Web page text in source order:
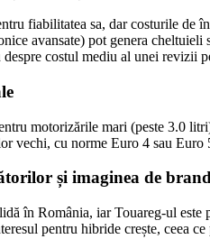
fiabilitatea sa, dar costurile de
avansate) pot genera
costul mediu al unei revizii
motorizările mari (peste 3.0
vechi, cu norme Euro 4 sau Euro
și imaginea de
în România, iar Touareg-ul
pentru hibride crește, ceea